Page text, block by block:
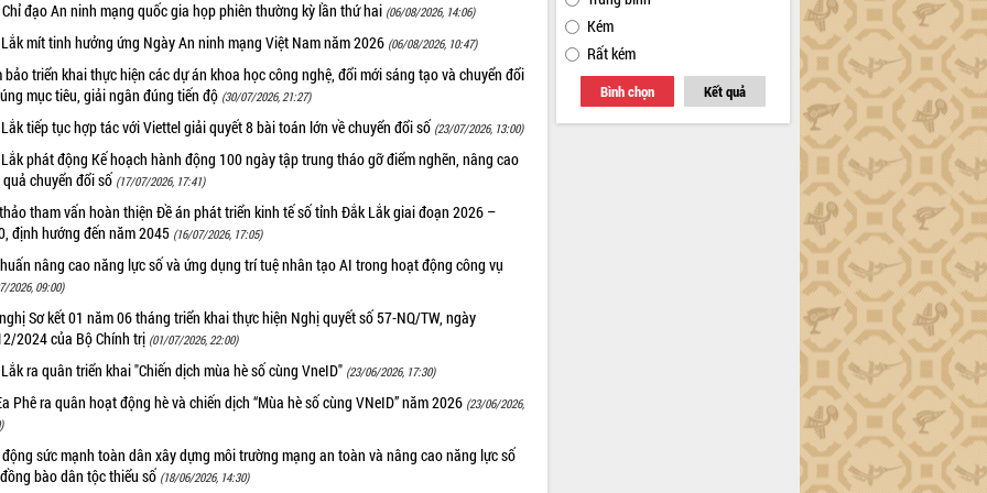
đạo An ninh mạng quốc gia họp phiên thường kỳ lần thứ hai (06/08/2026, 14:06)
mít tinh hưởng ứng Ngày An ninh mạng Việt Nam năm 2026 (06/08/2026, 10:47)
bảo triển khai thực hiện các dự án khoa học công nghệ, đổi mới sáng tạo và chuyển đổi
mục tiêu, giải ngân đúng tiến độ (30/07/2026, 21:27)
tiếp tục hợp tác với Viettel giải quyết 8 bài toán lớn về chuyển đổi số (23/07/2026, 13:00)
phát động Kế hoạch hành động 100 ngày tập trung tháo gỡ điểm nghẽn, nâng cao
quả chuyển đổi số (17/07/2026, 17:41)
tham vấn hoàn thiện Đề án phát triển kinh tế số tỉnh Đắk Lắk giai đoạn 2026 –
định hướng đến năm 2045 (16/07/2026, 17:05)
nâng cao năng lực số và ứng dụng trí tuệ nhân tạo AI trong hoạt động công vụ
2026, 09:00)
Sơ kết 01 năm 06 tháng triển khai thực hiện Nghị quyết số 57-NQ/TW, ngày
2024 của Bộ Chính trị (01/07/2026, 22:00)
ra quân triển khai "Chiến dịch mùa hè số cùng VneID" (23/06/2026, 17:30)
Phê ra quân hoạt động hè và chiến dịch “Mùa hè số cùng VNeID” năm 2026 (23/06/2026,
sức mạnh toàn dân xây dựng môi trường mạng an toàn và nâng cao năng lực số
bào dân tộc thiểu số (18/06/2026, 14:30)
Kém
Rất kém
Bình chọn Kết quả